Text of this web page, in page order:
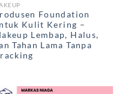
Foundation
Kulit Kering –
Lembap, Halus,
Tahan Lama Tanpa